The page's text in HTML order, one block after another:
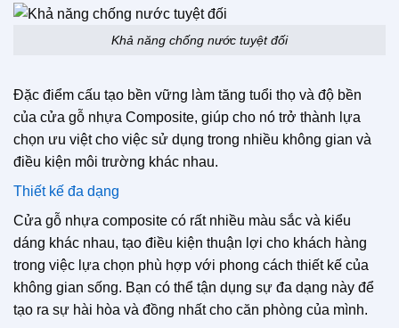
Khả năng chống nước tuyệt đối
Đặc điểm cấu tạo bền vững làm tăng tuổi thọ và độ bền
của cửa gỗ nhựa Composite, giúp cho nó trở thành lựa
chọn ưu việt cho việc sử dụng trong nhiều không gian và
điều kiện môi trường khác nhau.
Thiết kế đa dạng
Cửa gỗ nhựa composite có rất nhiều màu sắc và kiểu
dáng khác nhau, tạo điều kiện thuận lợi cho khách hàng
trong việc lựa chọn phù hợp với phong cách thiết kế của
không gian sống. Bạn có thể tận dụng sự đa dạng này để
tạo ra sự hài hòa và đồng nhất cho căn phòng của mình.